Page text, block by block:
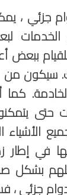
جزئي ،
ببعض
سيكون من
كما
حتى
الأشياء
في
بشكل
جزئي